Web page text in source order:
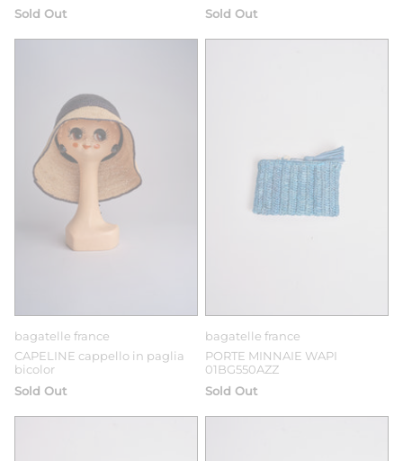
Sold Out
Sold Out
bagatelle france
CAPELINE cappello in paglia
bicolor
Sold Out
bagatelle france
PORTE MINNAIE WAPI
01BG550AZZ
Sold Out